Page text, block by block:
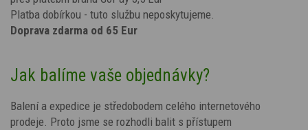
Platba dobírkou - tuto službu neposkytujeme.
Doprava zdarma od 65 Eur
Jak balíme vaše objednávky?
Balení a expedice je středobodem celého internetového
prodeje. Proto jsme se rozhodli balit s přístupem